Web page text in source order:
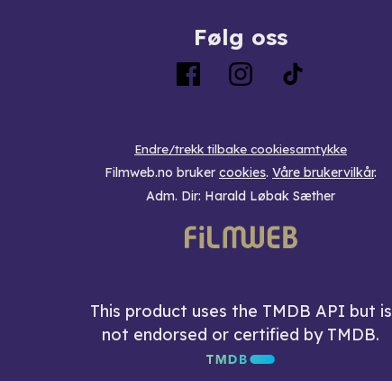
Følg oss
Endre/trekk tilbake cookiesamtykke
Filmweb.no bruker cookies. Våre brukervilkår.
Adm. Dir: Harald Løbak Sæther
This product uses the TMDB API but is
not endorsed or certified by TMDB.